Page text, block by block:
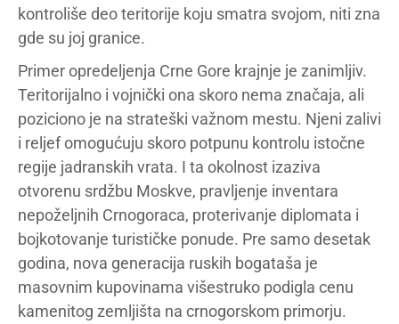
kontroliše deo teritorije koju smatra svojom, niti zna
gde su joj granice.
Primer opredeljenja Crne Gore krajnje je zanimljiv.
Teritorijalno i vojnički ona skoro nema značaja, ali
poziciono je na strateški važnom mestu. Njeni zalivi
i reljef omogućuju skoro potpunu kontrolu istočne
regije jadranskih vrata. I ta okolnost izaziva
otvorenu srdžbu Moskve, pravljenje inventara
nepoželjnih Crnogoraca, proterivanje diplomata i
bojkotovanje turističke ponude. Pre samo desetak
godina, nova generacija ruskih bogataša je
masovnim kupovinama višestruko podigla cenu
kamenitog zemljišta na crnogorskom primorju.